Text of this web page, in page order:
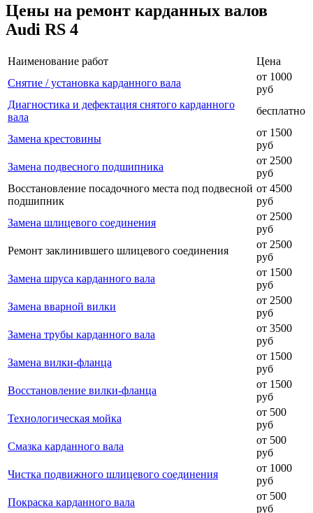
Цены на ремонт карданных валов
Audi RS 4
Наименование работ
Цена
Снятие / установка карданного вала
от 1000
руб
Диагностика и дефектация снятого карданного
вала
бесплатно
Замена крестовины
от 1500
руб
Замена подвесного подшипника
от 2500
руб
Восстановление посадочного места под подвесной
подшипник
от 4500
руб
Замена шлицевого соединения
от 2500
руб
Ремонт заклинившего шлицевого соединения
от 2500
руб
Замена шруса карданного вала
от 1500
руб
Замена вварной вилки
от 2500
руб
Замена трубы карданного вала
от 3500
руб
Замена вилки-фланца
от 1500
руб
Восстановление вилки-фланца
от 1500
руб
Технологическая мойка
от 500
руб
Смазка карданного вала
от 500
руб
Чистка подвижного шлицевого соединения
от 1000
руб
Покраска карданного вала
от 500
руб